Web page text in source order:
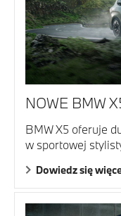
NOWE BMW
BMW X5 oferuje
w sportowej
Dowiedz się